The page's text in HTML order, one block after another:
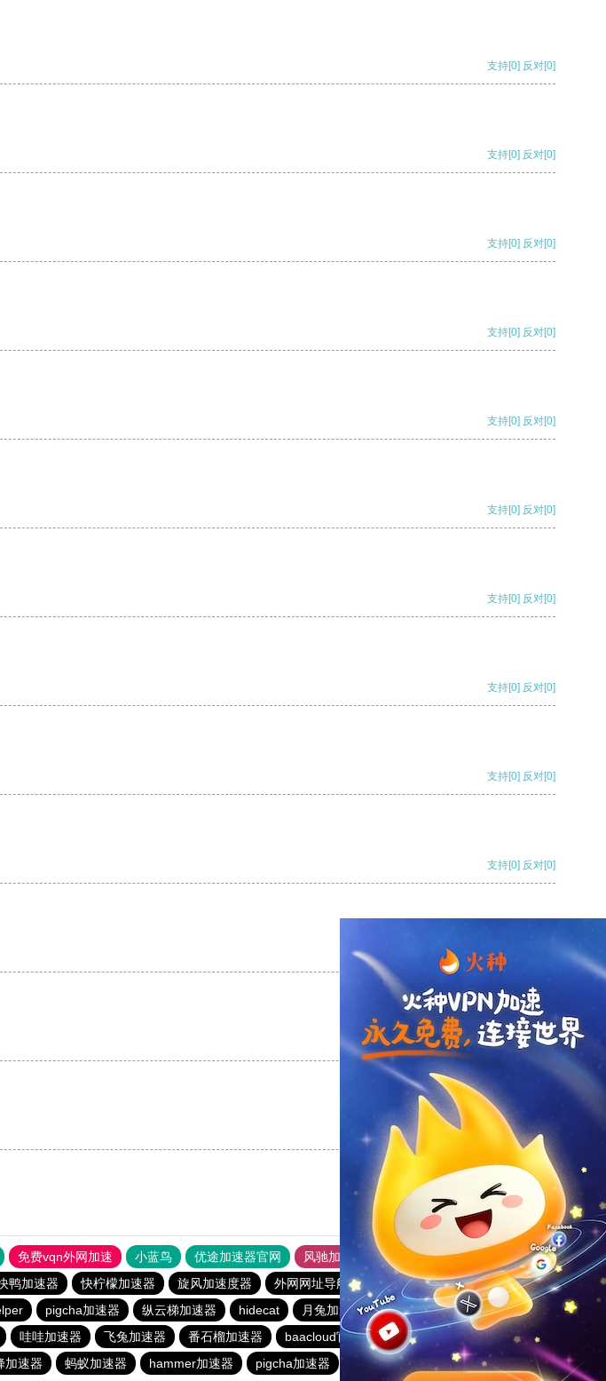
支持[0] 反对[0]
支持[0] 反对[0]
支持[0] 反对[0]
支持[0] 反对[0]
支持[0] 反对[0]
支持[0] 反对[0]
支持[0] 反对[0]
支持[0] 反对[0]
支持[0] 反对[0]
支持[0] 反对[0]
支持
支持[0] 反对[0]
支持[0] 反对[0]
免费vqn外网加速 小蓝鸟 优途加速器官网 风驰加速器
旋风加速器
鸭加速器 快柠檬加速器 旋风加速度器 外网网址导航 软件中心
月兔加速器
pigcha加速器 纵云梯加速器 hidecat 月兔加速器 veee加速器
bluelayer加速器
哇哇加速器 飞兔加速器 番石榴加速器 baacloud官网 速连加速器
荔枝加速器
加速器 蚂蚁加速器 hammer加速器 pigcha加速器 泡泡狗加速器 baacloud官网